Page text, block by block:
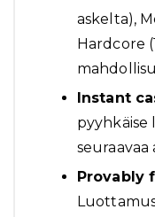
askelta),
Hardcore
Instant
pyyhkäise
seuraavaa
Provably